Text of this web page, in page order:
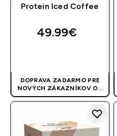
Protein Iced Coffee
49.99€‎
DOPRAVA ZADARMO PRE
NOVÝCH ZÁKAZNÍKOV OD
40 EUR| AKCIA SA APLIKUJE